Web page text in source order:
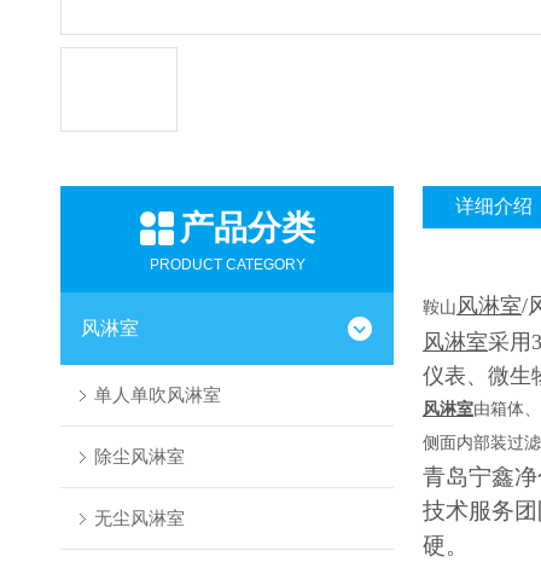
产品分类
PRODUCT CATEGORY
风淋室
单人单吹风淋室
除尘风淋室
无尘风淋室
详细介绍
鞍山 风淋室/
风淋室采用
仪表、微生
风淋室由箱体
侧面内部装过
青岛宁鑫
技术服务
硬。